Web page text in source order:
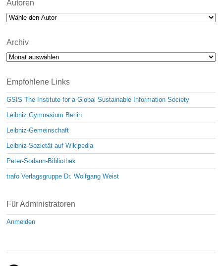
Autoren
Archiv
Archiv
Empfohlene Links
GSIS The Institute for a Global Sustainable Information Society
Leibniz Gymnasium Berlin
Leibniz-Gemeinschaft
Leibniz-Sozietät auf Wikipedia
Peter-Sodann-Bibliothek
trafo Verlagsgruppe Dr. Wolfgang Weist
Für Administratoren
Anmelden